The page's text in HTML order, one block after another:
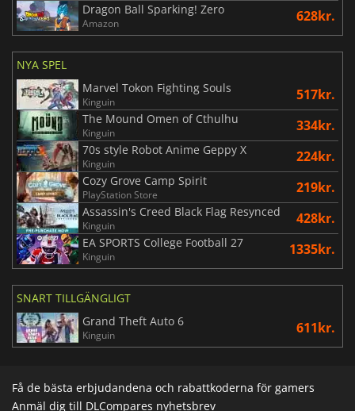
Dragon Ball Sparking! Zero
Amazon 628kr.
NYA SPEL
Marvel Tokon Fighting Souls
Kinguin 517kr.
The Mound Omen of Cthulhu
Kinguin 334kr.
70s style Robot Anime Geppy X
Kinguin 224kr.
Cozy Grove Camp Spirit
PlayStation Store 219kr.
Assassin's Creed Black Flag Resynced
Kinguin 428kr.
EA SPORTS College Football 27
Kinguin 1335kr.
SNART TILLGÄNGLIGT
Grand Theft Auto 6
Kinguin 611kr.
Få de bästa erbjudandena och rabattkoderna för gamers
Anmäl dig till DLCompares nyhetsbrev